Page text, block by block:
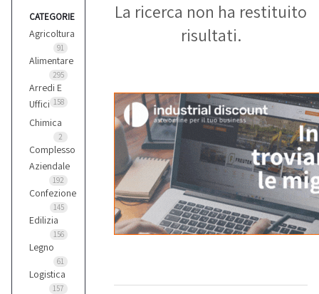
CATEGORIE
Agricoltura
91
Alimentare
295
Arredi E
Uffici 158
Chimica
2
Complesso
Aziendale
192
Confezione
145
Edilizia
156
Legno
61
Logistica
157
La ricerca non ha restituito
risultati.